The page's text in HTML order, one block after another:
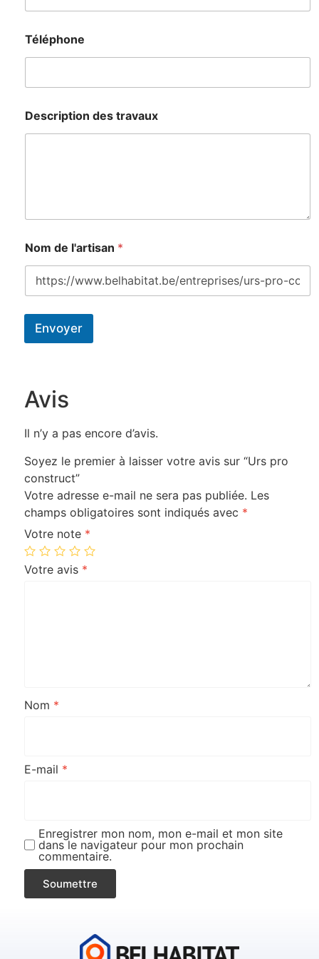
Téléphone
Description des travaux
Nom de l'artisan *
Envoyer
Avis
Il n’y a pas encore d’avis.
Soyez le premier à laisser votre avis sur “Urs pro
construct”
Votre adresse e-mail ne sera pas publiée. Les
champs obligatoires sont indiqués avec *
Votre note *
Votre avis *
Nom *
E-mail *
Enregistrer mon nom, mon e-mail et mon site
dans le navigateur pour mon prochain
commentaire.